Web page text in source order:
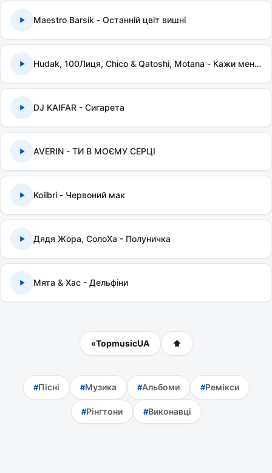
Maestro Barsik - Останній цвіт вишні
Hudak, 100Лиця, Chico & Qatoshi, Motana - Кажи мені правду
DJ KAIFAR - Сигарета
AVERIN - ТИ В МОЄМУ СЕРЦІ
Kolibri - Червоний мак
Дядя Жора, СолоХа - Полуничка
Мята & Хас - Дельфіни
«TopmusicUA ⬆
Пісні Музика Альбоми Ремікси
Рінгтони Виконавці